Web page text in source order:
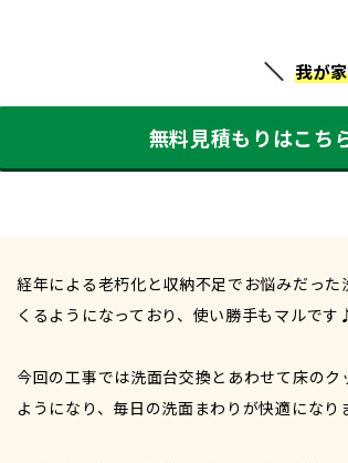
我が
無料見積もりはこち
経年による老朽化と収納不足でお悩みだっ
くるようになっており、使い勝手もマルで
今回の工事では洗面台交換とあわせて床の
ようになり、毎日の洗面まわりが快適になり